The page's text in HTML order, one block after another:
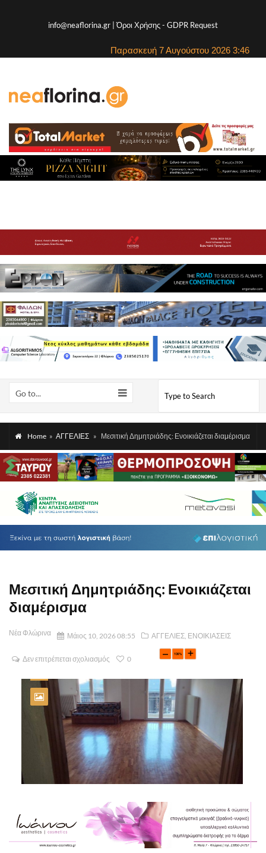
info@neaflorina.gr |Όροι Χρήσης- GDPR Request
Παρασκευή 7 Αυγούστου 2026 3:46
Go to...
Home » ΑΓΓΕΛΙΕΣ » Μεσιτική Δημητριάδης: Ενοικιάζεται διαμέρισμα
Μεσιτική Δημητριάδης: Ενοικιάζεται
διαμέρισμα
Νέα Φλώρινα Μάιος 10, 2026 08:55 ΑΓΓΕΛΙΕΣ, ΕΝΟΙΚΙΑΣΕΙΣ
Δεν επιτρέπεται σχολιασμός 0